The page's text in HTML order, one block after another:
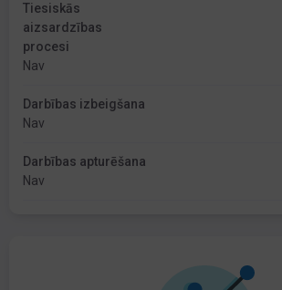
Tiesiskās
aizsardzības
procesi
Nav
Darbības izbeigšana
Nav
Darbības apturēšana
Nav